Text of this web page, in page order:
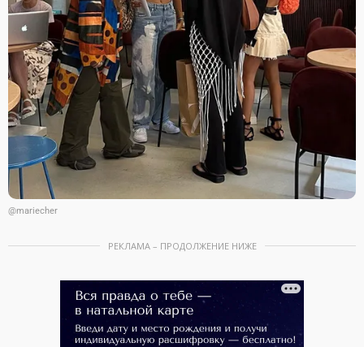
@mariecher
РЕКЛАМА – ПРОДОЛЖЕНИЕ НИЖЕ